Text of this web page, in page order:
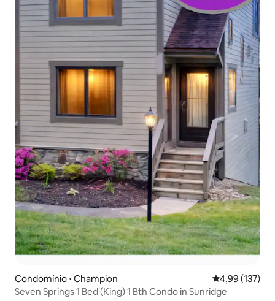
Condomínio ⋅ Champion 4,99 de uma
4,99 (137)
Seven Springs 1 Bed (King) 1 Bth Condo in Sunridge